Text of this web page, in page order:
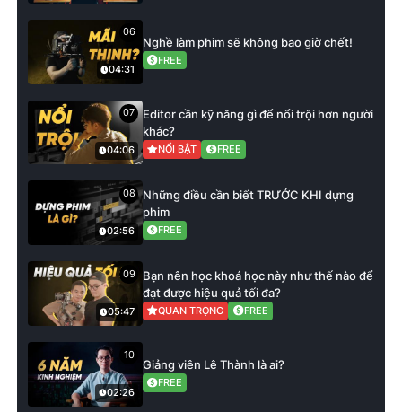
06
04:31
Nghề làm phim sẽ không bao giờ chết!
FREE
07
04:06
Editor cần kỹ năng gì để nổi trội hơn người
khác?
NỔI BẬT FREE
08
02:56
Những điều cần biết TRƯỚC KHI dựng
phim
FREE
09
05:47
Bạn nên học khoá học này như thế nào để
đạt được hiệu quả tối đa?
QUAN TRỌNG FREE
10
02:26
Giảng viên Lê Thành là ai?
FREE